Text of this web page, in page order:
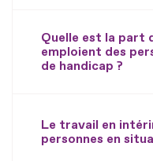
Quelle est la part
emploient des
de handicap ?
Le travail en
personnes en